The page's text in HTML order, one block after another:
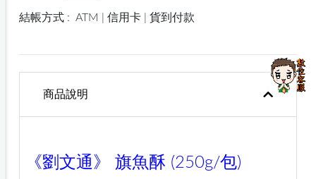
結帳方式 : ATM | 信用卡 | 貨到付款
商品說明
《劉文通》 旗魚酥 (250g/包)